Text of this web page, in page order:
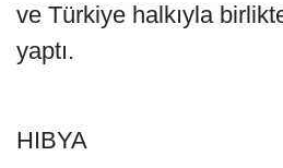
ve Türkiye halkıyla
yaptı.
HIBYA